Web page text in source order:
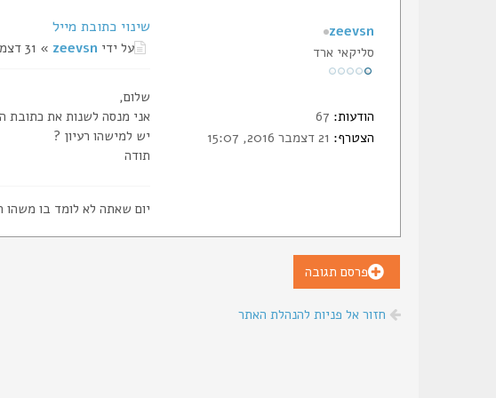
שינוי כתובת מייל
על ידי zeevsn » 31 דצמבר 2016, 11:41
שלום,
אני מנסה לשנות את כתובת
יש למישהו רעיון ?
תודה
יום שאתה לא לומד בו משהו
zeevsn
סליקאי ארד
הודעות:
הצטרף:
פרסם תגובה
חזור אל פניות להנהלת האתר